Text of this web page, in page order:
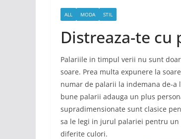
ALL MODA STIL
Distreaza-te
Palariile in timpul verii nu sunt
soare. Prea multa expunere la
numar de palarii la indemana de-a
bune palarii adauga un plus
supradimensionate sunt clasice
sa le legi in jurul palariei pentru un
diferite culori.